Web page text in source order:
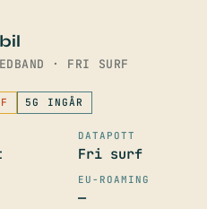
· FRI SURF
5G INGÅR
DATAPOTT
Fri surf
EU-ROAMING
—